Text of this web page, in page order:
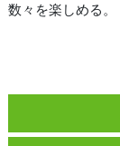
数々を楽しめる。